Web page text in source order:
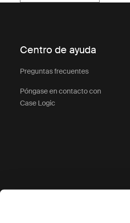
Centro de ayuda
Preguntas frecuentes
Póngase en contacto con
Case Logic